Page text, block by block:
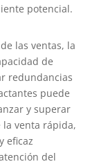
potencial.
las ventas, la
de
redundancias
puede
y superar
la venta rápida,
eficaz
del